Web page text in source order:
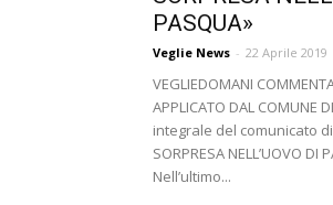
PASQUA»
Veglie News - 22 Aprile 2019
VEGLIEDOMANI
APPLICATO DAL COMUNE
integrale del comunicato
SORPRESA NELL’UOVO DI
Nell’ultimo...